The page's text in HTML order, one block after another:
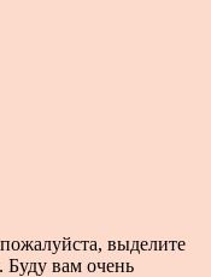
выделите
. Буду вам очень